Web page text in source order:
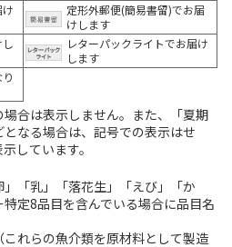
定形外郵便(簡易書留)でお届
けします
レターパックライトでお届け
します
合は表示しません。また、「夏期
なる場合は、記号での表示はせ
しています。
「乳」「落花生」「えび」「か
定8品目を含んでいる場合に品目名
れらの魚介類を原材料として製造